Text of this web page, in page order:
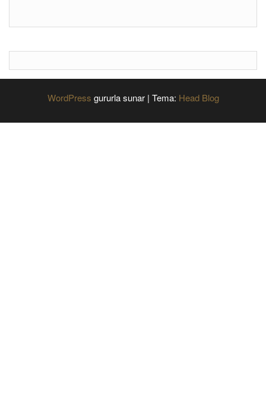
WordPress gururla sunar | Tema: Head Blog